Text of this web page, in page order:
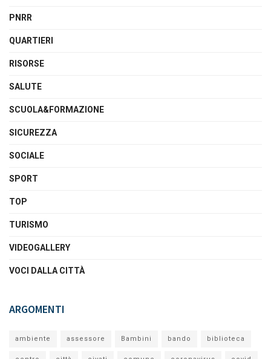
PNRR
QUARTIERI
RISORSE
SALUTE
SCUOLA&FORMAZIONE
SICUREZZA
SOCIALE
SPORT
TOP
TURISMO
VIDEOGALLERY
VOCI DALLA CITTÀ
ARGOMENTI
ambiente assessore Bambini bando biblioteca